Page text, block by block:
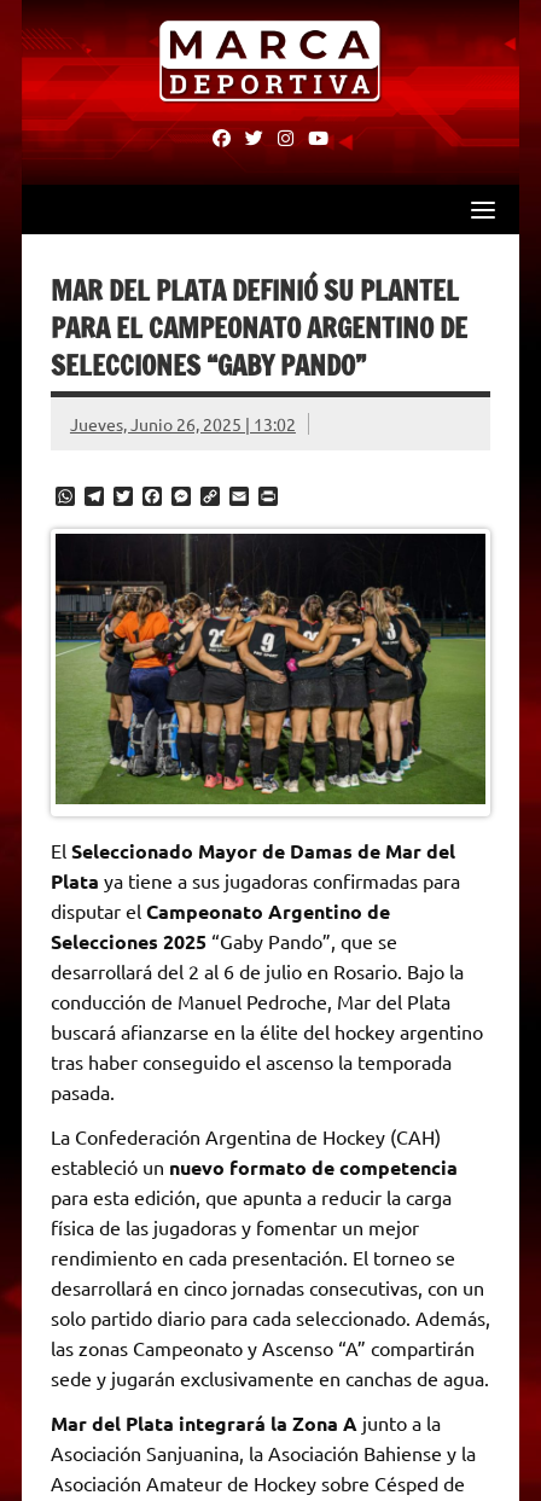
Skip
content
fab
fa-
fab
fa-
fab fab
MAR DEL PLATA DEFINIÓ SU PLANTEL
PARA EL CAMPEONATO ARGENTINO DE
SELECCIONES “GABY PANDO”
Jueves, Junio 26, 2025 | 13:02
W
a
A
p
p
T
l
r
a
m
T
i
e
r
F
c
o
o
k
M
s
n
g
e
r
C
p
i
n
k
E
a
P
i
F
r
i
e
n
d
l
y
El Seleccionado Mayor de Damas de Mar del
Plata ya tiene a sus jugadoras confirmadas para
disputar el Campeonato Argentino de
Selecciones 2025“Gaby Pando”, que se
desarrollará del 2 al 6 de julio en Rosario. Bajo la
conducción de Manuel Pedroche, Mar del Plata
buscará afianzarse en la élite del hockey argentino
tras haber conseguido el ascenso la temporada
pasada.
La Confederación Argentina de Hockey (CAH)
estableció un nuevo formato de competencia
para esta edición, que apunta a reducir la carga
física de las jugadoras y fomentar un mejor
rendimiento en cada presentación. El torneo se
desarrollará en cinco jornadas consecutivas, con un
solo partido diario para cada seleccionado. Además,
las zonas Campeonato y Ascenso “A” compartirán
sede y jugarán exclusivamente en canchas de agua.
Mar del Plata integrará la Zona A junto a la
Asociación Sanjuanina, la Asociación Bahiense y la
Asociación Amateur de Hockey sobre Césped de